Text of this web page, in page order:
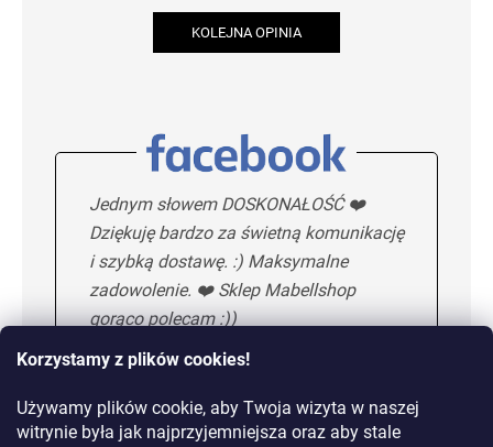
Korzystamy z plików cookies!
Używamy plików cookie, aby Twoja wizyta w naszej
witrynie była jak najprzyjemniejsza oraz aby stale
KOLEJNA OPINIA
Jednym słowem DOSKONAŁOŚĆ ❤️
Dziękuję bardzo za świetną komunikację
i szybką dostawę. :) Maksymalne
zadowolenie. ❤️ Sklep Mabellshop
gorąco polecam :))
Maria H. 5/5